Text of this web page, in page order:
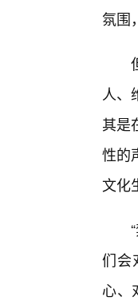
氛围
人、
其是
性的
文化
们会
心、